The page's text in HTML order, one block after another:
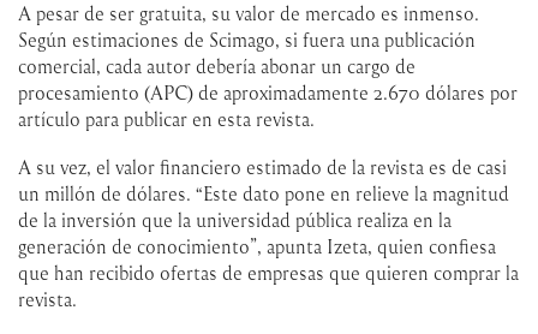
A pesar de ser gratuita, su valor de mercado es inmenso.
Según estimaciones de Scimago, si fuera una publicación
comercial, cada autor debería abonar un cargo de
procesamiento (APC) de aproximadamente 2.670 dólares por
artículo para publicar en esta revista.
A su vez, el valor financiero estimado de la revista es de casi
un millón de dólares. “Este dato pone en relieve la magnitud
de la inversión que la universidad pública realiza en la
generación de conocimiento”, apunta Izeta, quien confiesa
que han recibido ofertas de empresas que quieren comprar la
revista.